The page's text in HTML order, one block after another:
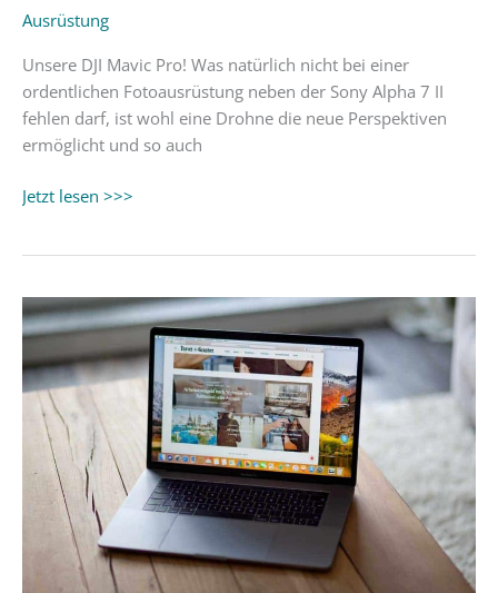
Ausrüstung
Unsere DJI Mavic Pro! Was natürlich nicht bei einer
ordentlichen Fotoausrüstung neben der Sony Alpha 7 II
fehlen darf, ist wohl eine Drohne die neue Perspektiven
ermöglicht und so auch
Jetzt lesen >>>